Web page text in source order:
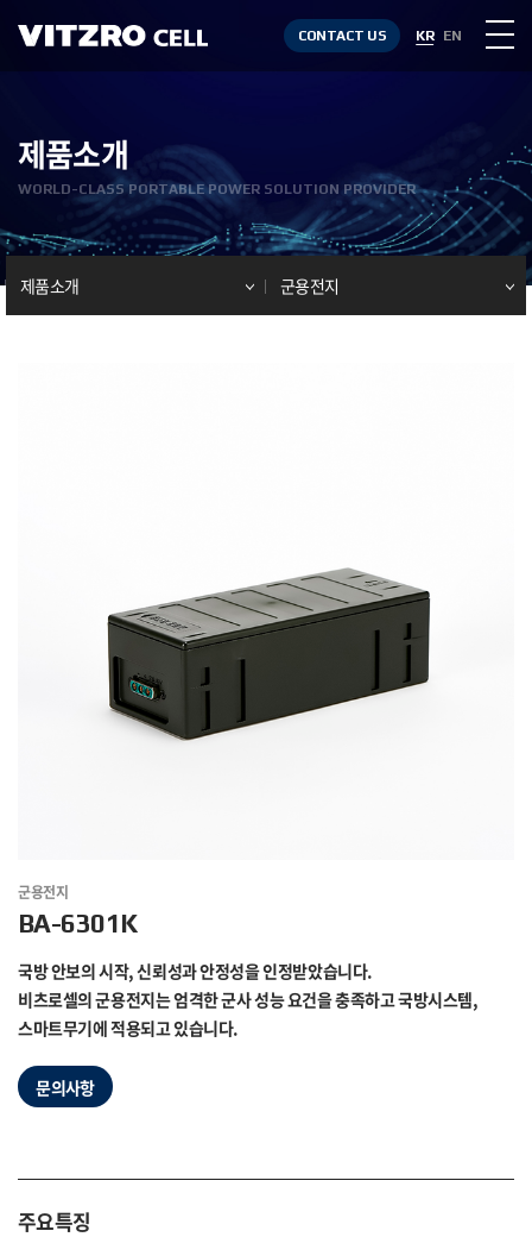
CONTACT US KR EN
제품소개
WORLD-CLASS PORTABLE POWER SOLUTION PROVIDER
제품소개 군용전지
군용전지
BA-6301K
국방 안보의 시작, 신뢰성과 안정성을 인정받았습니다.
비츠로셀의 군용전지는 엄격한 군사 성능 요건을 충족하고 국방시스템,
스마트무기에 적용되고 있습니다.
문의사항
주요특징